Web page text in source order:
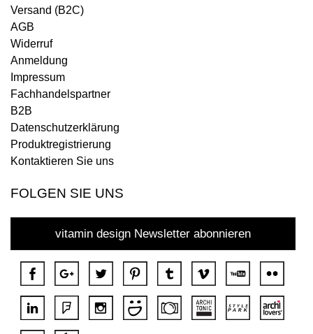
Versand (B2C)
AGB
Widerruf
Anmeldung
Impressum
Fachhandelspartner
B2B
Datenschutzerklärung
Produktregistrierung
Kontaktieren Sie uns
FOLGEN SIE UNS
vitamin design Newsletter abonnieren